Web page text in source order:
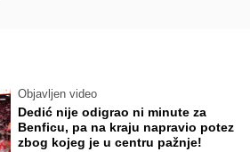
Objavljen video
Dedić nije odigrao ni minute za
Benficu, pa na kraju napravio potez
zbog kojeg je u centru pažnje!